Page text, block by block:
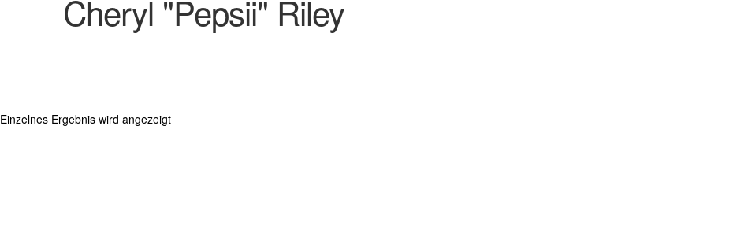
Cheryl "Pepsii" Riley
Einzelnes Ergebnis wird angezeigt